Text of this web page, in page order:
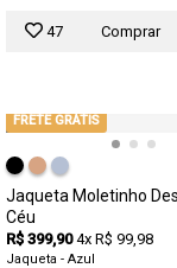
47 Comprar
FRETE GRÁTIS
Jaqueta Moletinho
Céu
R$ 399,90 4x R$ 99,98
Jaqueta - Azul